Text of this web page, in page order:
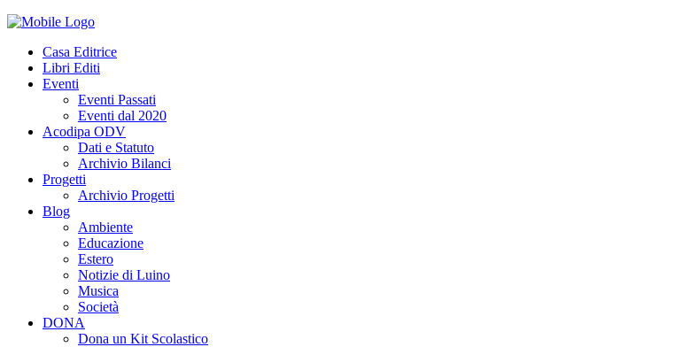
Casa Editrice
Libri Editi
Eventi
Eventi Passati
Eventi dal 2020
Acodipa ODV
Dati e Statuto
Archivio Bilanci
Progetti
Archivio Progetti
Blog
Ambiente
Educazione
Estero
Notizie di Luino
Musica
Società
DONA
Dona un Kit Scolastico